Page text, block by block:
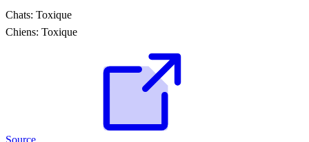
Chats: Toxique
Chiens: Toxique